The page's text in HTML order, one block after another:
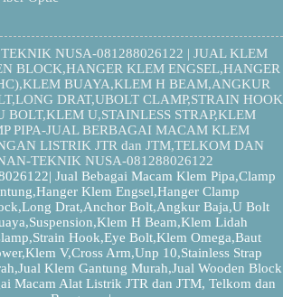
TEKNIK NUSA-081288026122 | JUAL KLEM
BLOCK,HANGER KLEM ENGSEL,HANGER
BUAYA,KLEM H BEAM,ANGKUR
DRAT,UBOLT CLAMP,STRAIN HOOK
BOLT,KLEM U,STAINLESS STRAP,KLEM
PIPA-JUAL BERBAGAI MACAM KLEM
LISTRIK JTR dan JTM,TELKOM DAN
TEKNIK NUSA-081288026122
Jual Bebagai Macam Klem Pipa,Clamp
Klem Engsel,Hanger Clamp
Drat,Anchor Bolt,Angkur Baja,U Bolt
H Beam,Klem Lidah
Hook,Eye Bolt,Klem Omega,Baut
V,Cross Arm,Unp 10,Stainless Strap
Klem Gantung Murah,Jual Wooden Block
Macam Alat Listrik JTR dan JTM, Telkom dan